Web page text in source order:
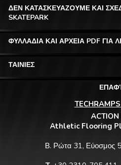
ΔΕΝ ΚΑΤΑΣΚΕΥΑΖΟΥΜΕ ΚΑΙ
SKATEPARK
ΦΥΛΛΑΔΙΑ ΚΑΙ ΑΡΧΕΙΑ PDF ΓΙΑ
ΤΑΙΝΙΕΣ
ACTION
Athletic Flooring
Β. Ρώτα 31, Εύοσμος